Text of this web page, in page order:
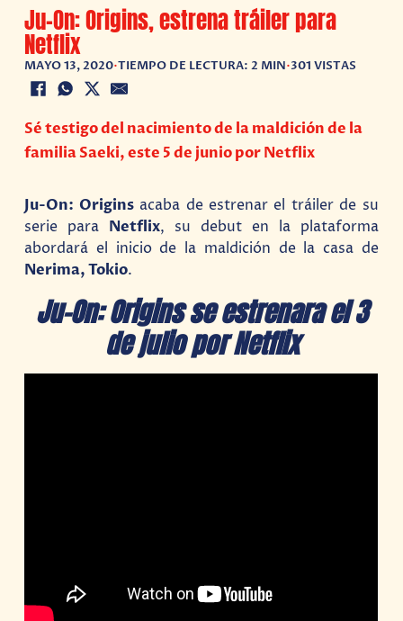
Ju-On: Origins, estrena tráiler para
Netflix
MAYO 13, 2020•TIEMPO DE LECTURA: 2 MIN•301 VISTAS
Sé testigo del nacimiento de la maldición de la
familia Saeki, este 5 de junio por Netflix
Ju-On: Originsacaba de estrenar el tráiler de su
serie para Netflix, su debut en la plataforma
abordará el inicio de la maldición de la casa de
Nerima, Tokio.
Ju-On: Origins se estrenara el 3
de julio por Netflix